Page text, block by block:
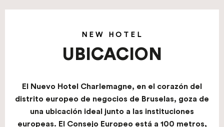
NEW HOTEL
UBICACION
El Nuevo Hotel Charlemagne, en el corazón del
distrito europeo de negocios de Bruselas, goza de
una ubicación ideal junto a las instituciones
europeas. El Consejo Europeo está a 100 metros,